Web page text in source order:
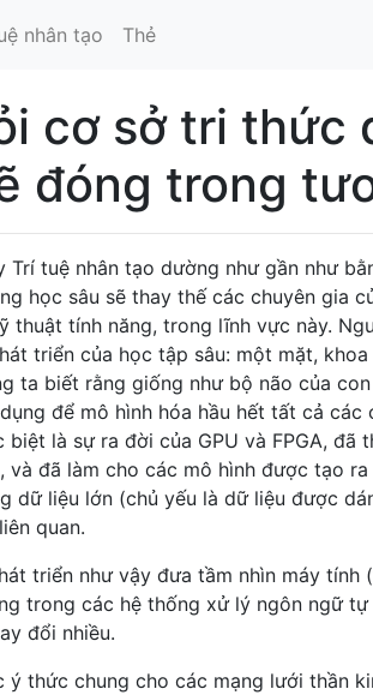
nhân tạo Thẻ
cơ sở tri thức
đóng trong
Trí tuệ nhân tạo dường như gần như
học sâu sẽ thay thế các chuyên gia
thuật tính năng, trong lĩnh vực này.
triển của học tập sâu: một mặt,
ta biết rằng giống như bộ não của
để mô hình hóa hầu hết tất cả
biệt là sự ra đời của GPU và FPGA,
và đã làm cho các mô hình được tạo
dữ liệu lớn (chủ yếu là dữ liệu được
quan.
triển như vậy đưa tầm nhìn máy
trong các hệ thống xử lý ngôn ngữ
đổi nhiều.
ý thức chung cho các mạng lưới thần